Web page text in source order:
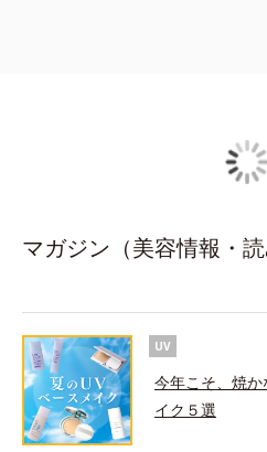
マガジン（美容情報・読
UV
今年こそ、焼
イク５選